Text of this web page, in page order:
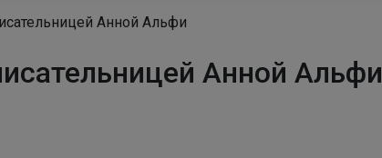
Анной Альфи
Анной Альфи